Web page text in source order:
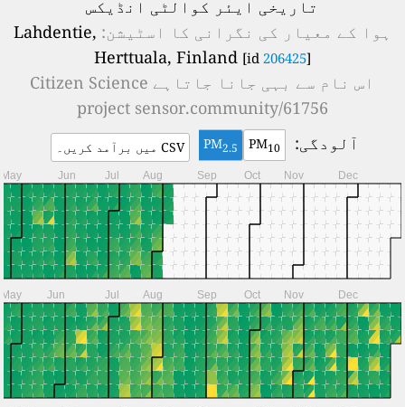
تاریخی ایئر کوالٹی انڈیکس
ہوا کے معیار کی نگرانی کا اسٹیشن: Lahdentie,
Herttuala, Finland[id206425
اس نام سے بہی جانا جاتاہے Citizen Science
project sensor.community/61756
آلودگی:
PM10
PM2.5 CSV میں برآمد کریں۔
May Jun Jul Aug Sep Oct Nov Dec
May Jun Jul Aug Sep Oct Nov Dec